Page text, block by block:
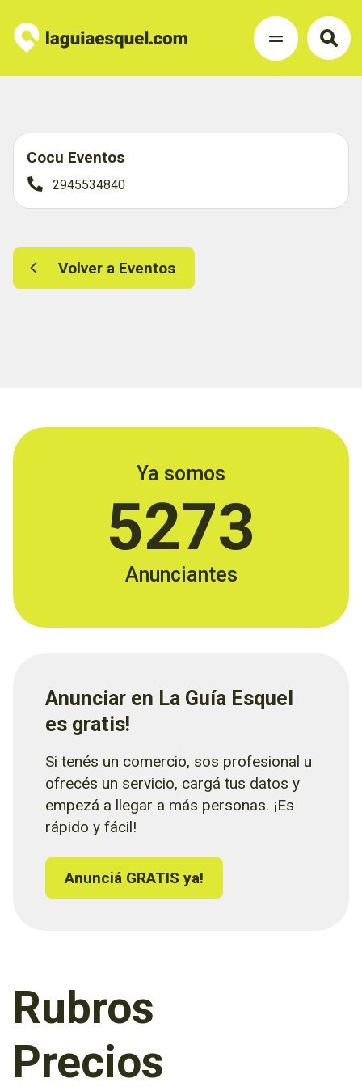
Cocu Eventos
2945534840
Volver a Eventos
Ya somos
5273
Anunciantes
Anunciar en La Guía Esquel
es gratis!
Si tenés un comercio, sos profesional u
ofrecés un servicio, cargá tus datos y
empezá a llegar a más personas. ¡Es
rápido y fácil!
Anunciá GRATIS ya!
Rubros
Precios